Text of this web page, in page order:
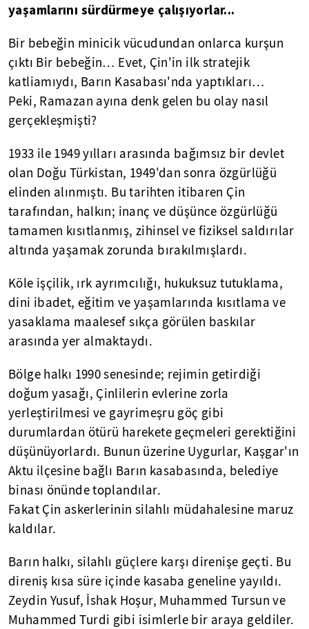
yaşamlarını sürdürmeye çalışıyorlar...
Bir bebeğin minicik vücudundan onlarca kurşun
çıktı Bir bebeğin… Evet, Çin'in ilk stratejik
katliamıydı, Barın Kasabası'nda yaptıkları…
Peki, Ramazan ayına denk gelen bu olay nasıl
gerçekleşmişti?
1933 ile 1949 yılları arasında bağımsız bir devlet
olan Doğu Türkistan, 1949'dan sonra özgürlüğü
elinden alınmıştı. Bu tarihten itibaren Çin
tarafından, halkın; inanç ve düşünce özgürlüğü
tamamen kısıtlanmış, zihinsel ve fiziksel saldırılar
altında yaşamak zorunda bırakılmışlardı.
Köle işçilik, ırk ayrımcılığı, hukuksuz tutuklama,
dini ibadet, eğitim ve yaşamlarında kısıtlama ve
yasaklama maalesef sıkça görülen baskılar
arasında yer almaktaydı.
Bölge halkı 1990 senesinde; rejimin getirdiği
doğum yasağı, Çinlilerin evlerine zorla
yerleştirilmesi ve gayrimeşru göç gibi
durumlardan ötürü harekete geçmeleri gerektiğini
düşünüyorlardı. Bunun üzerine Uygurlar, Kaşgar'ın
Aktu ilçesine bağlı Barın kasabasında, belediye
binası önünde toplandılar.
Fakat Çin askerlerinin silahlı müdahalesine maruz
kaldılar.
Barın halkı, silahlı güçlere karşı direnişe geçti. Bu
direniş kısa süre içinde kasaba geneline yayıldı.
Zeydin Yusuf, İshak Hoşur, Muhammed Tursun ve
Muhammed Turdi gibi isimlerle bir araya geldiler.